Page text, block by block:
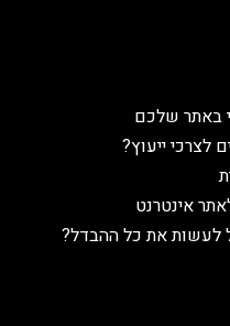
באתר שלכם
לצרכי ייעוץ?
לעשות את כל ההבדל?